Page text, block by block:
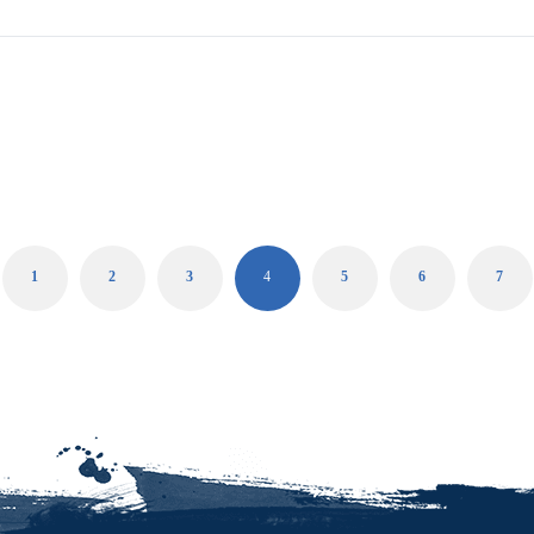
1 2 3 4 5 6 7